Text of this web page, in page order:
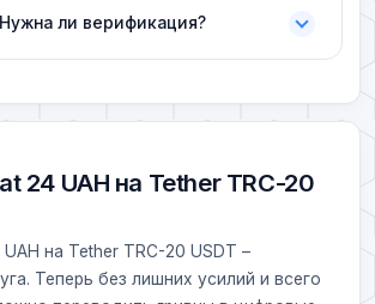
Нужна ли верификация?
24 UAH на Tether TRC-20
на Tether TRC-20 USDT –
Теперь без лишних усилий и всего